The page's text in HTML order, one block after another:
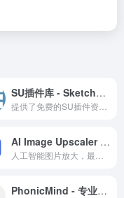
SU插件库 - SketchUp插件下载
AI Image Upscaler AI图片无损放大
PhonicMind - 专业在线音频处理平台